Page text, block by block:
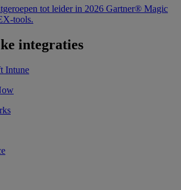
tot leider in 2026 Gartner® Magic
tools.
integraties
Intune